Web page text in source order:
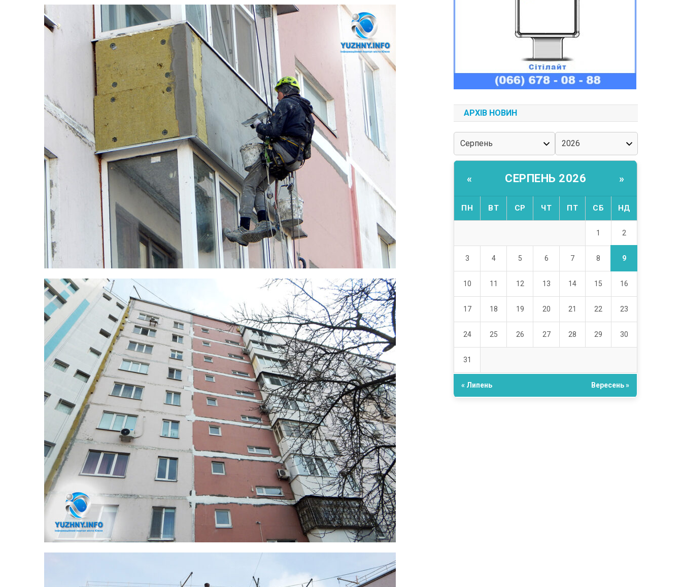
АРХІВ НОВИН
« СЕРПЕНЬ 2026 »
ПН ВТ СР ЧТ ПТ СБ НД
1 2
3 4 5 6 7 8 9
10 11 12 13 14 15 16
17 18 19 20 21 22 23
24 25 26 27 28 29 30
31
« Липень Вересень »